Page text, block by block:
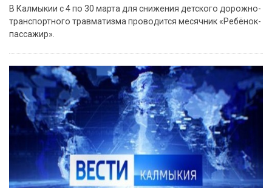
В Калмыкии с 4 по 30 марта для снижения детского дорожно-
транспортного травматизма проводится месячник «Ребёнок-
пассажир».